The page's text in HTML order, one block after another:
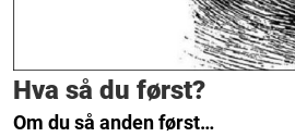
Hva så du først?
Om du så anden først…